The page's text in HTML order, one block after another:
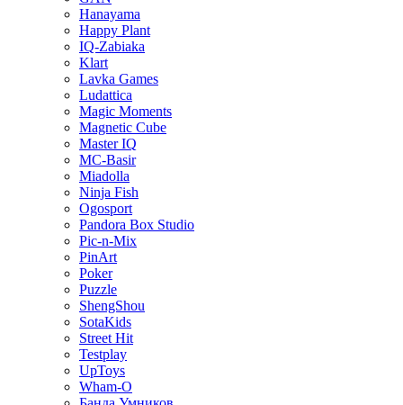
Hanayama
Happy Plant
IQ-Zabiaka
Klart
Lavka Games
Ludattica
Magic Moments
Magnetic Cube
Master IQ
MC-Basir
Miadolla
Ninja Fish
Ogosport
Pandora Box Studio
Pic-n-Mix
PinArt
Poker
Puzzle
ShengShou
SotaKids
Street Hit
Testplay
UpToys
Wham-O